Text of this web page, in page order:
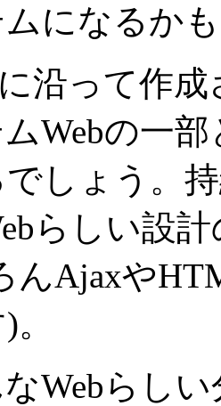
になるか
沿って作
Webの一
しょう。
らしい設
んAjaxや
Webらし